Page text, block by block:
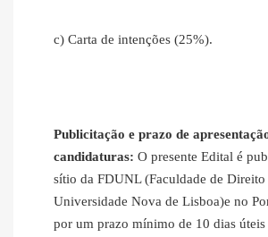
c) Carta de intenções (25%).
Publicitação e prazo de
candidaturas: O presente Edital é
sítio da FDUNL (Faculdade de Direito
Universidade Nova de Lisboa)e no
por um prazo mínimo de 10 dias úteis